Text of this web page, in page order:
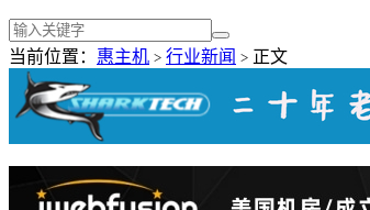
当前位置： 惠主机 > 行业新闻 > 正文